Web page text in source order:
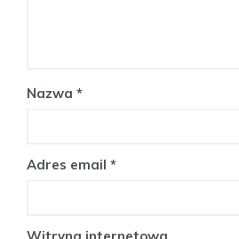
Nazwa *
Adres email *